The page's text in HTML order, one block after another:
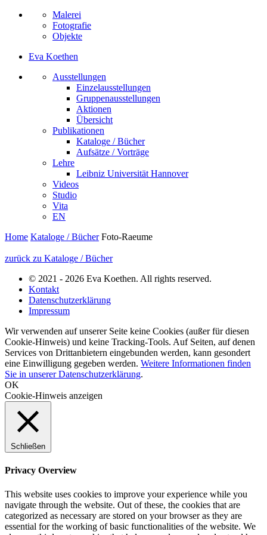
Malerei
Fotografie
Objekte
Eva Koethen
Ausstellungen
Einzelausstellungen
Gruppenausstellungen
Aktionen
Übersicht
Publikationen
Kataloge / Bücher
Aufsätze / Vorträge
Lehre
Leibniz Universität Hannover
Videos
Studio
Vita
EN
Home Kataloge / Bücher Foto-Raeume
Beitragsnavigation
zurück zu Kataloge / Bücher
© 2021 - 2026 Eva Koethen. All rights reserved.
Kontakt
Datenschutzerklärung
Impressum
Wir verwenden auf unserer Seite keine Cookies (außer für diesen
Cookie-Hinweis) und keine Tracking-Tools. Auf Seiten, auf denen
Services von Drittanbietern eingebunden werden, kann gesondert
eine Einwilligung gegeben werden. Weitere Informationen finden
Sie in unserer Datenschutzerklärung.
OK
Cookie-Hinweis anzeigen
Schließen
Privacy Overview
This website uses cookies to improve your experience while you
navigate through the website. Out of these, the cookies that are
categorized as necessary are stored on your browser as they are
essential for the working of basic functionalities of the website. We